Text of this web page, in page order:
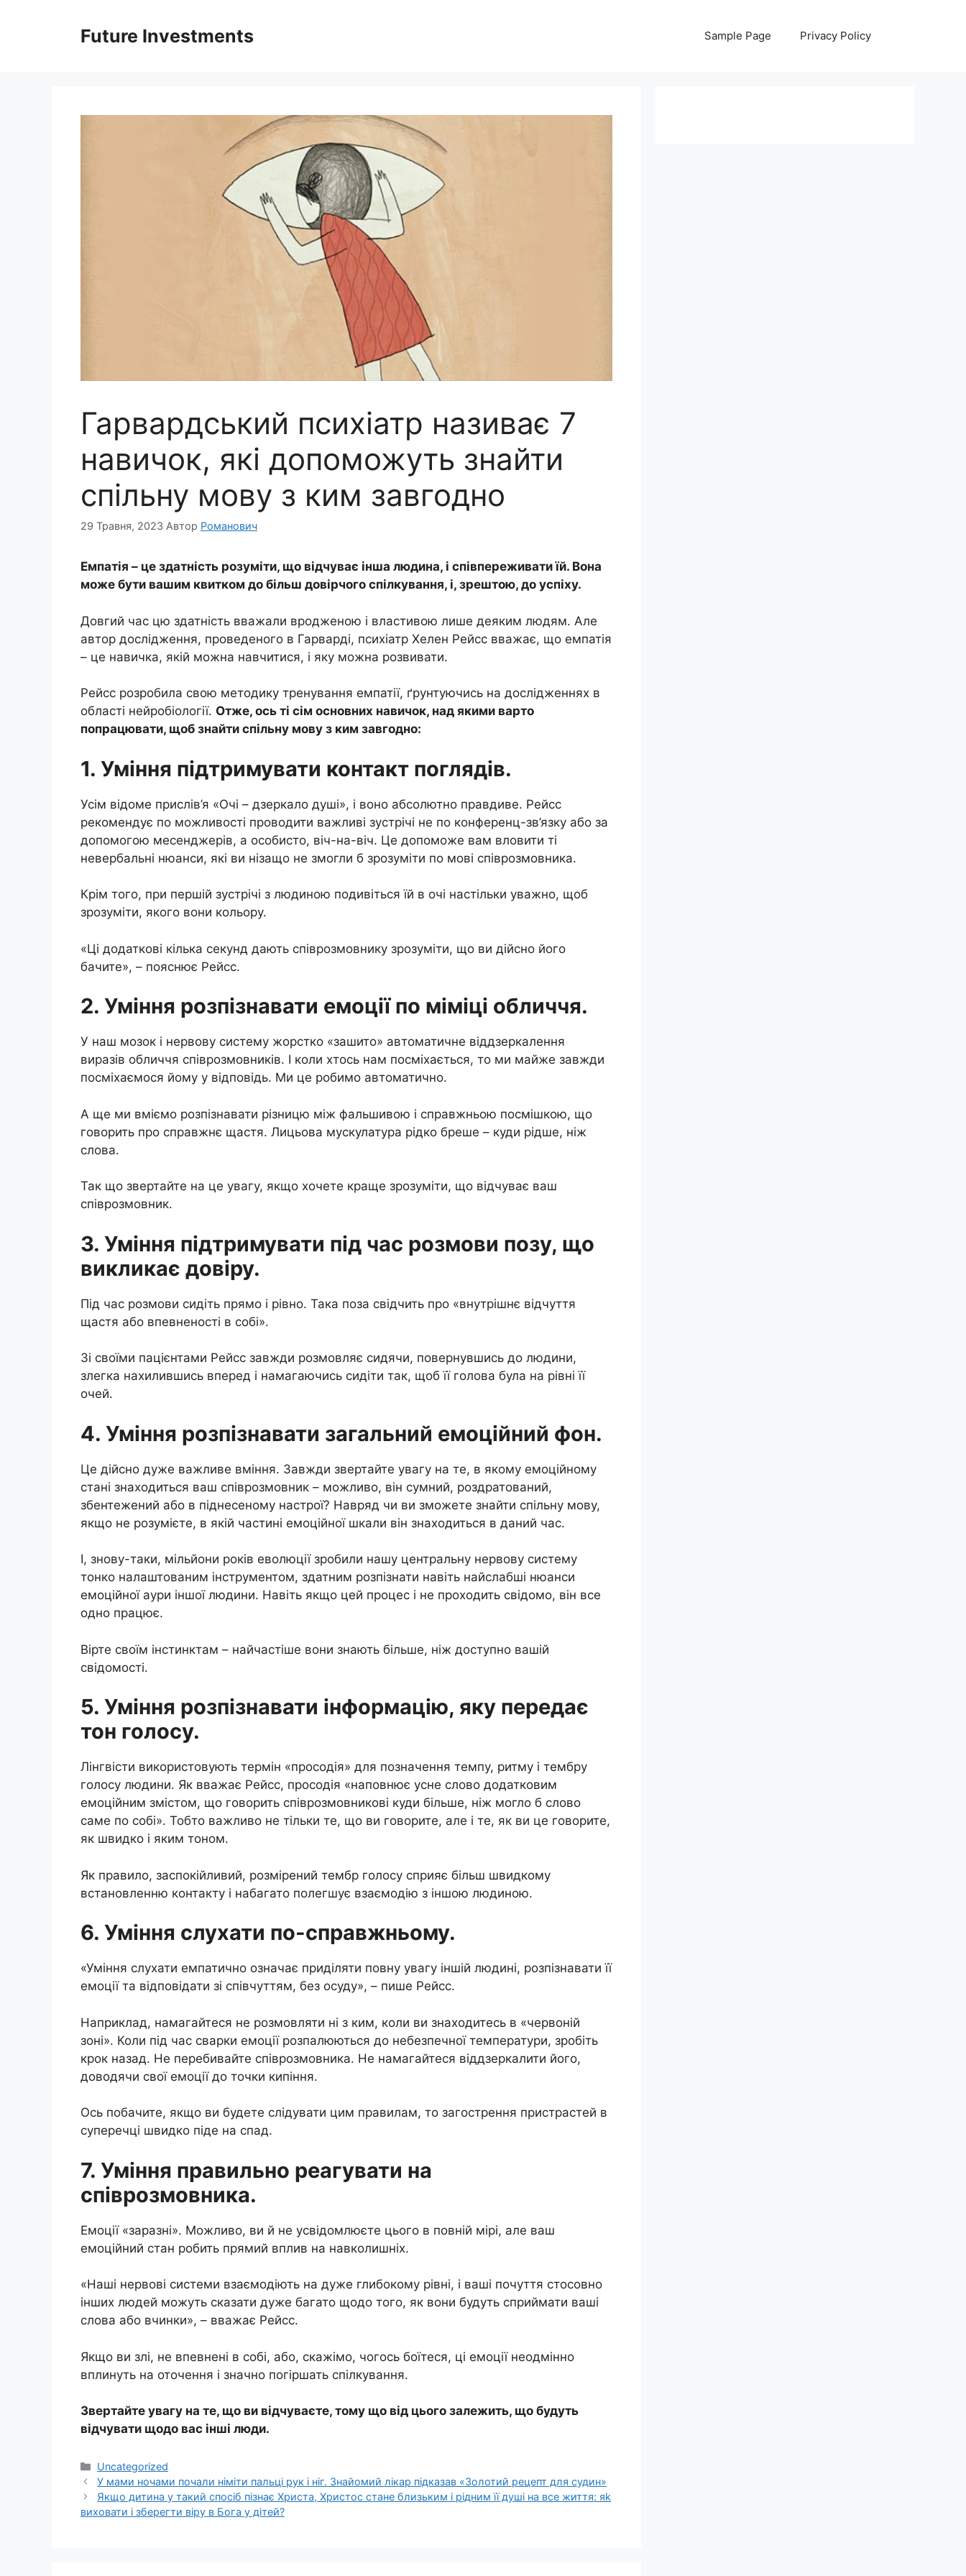
Future Investments Sample Page Privacy Policy
Гарвардський психіатр називає 7
навичок, які допоможуть знайти
спільну мову з ким завгодно
29 Травня, 2023 Автор Романович
Емпатія – це здатність розуміти, що відчуває інша людина, і співпереживати їй. Вона
може бути вашим квитком до більш довірчого спілкування, і, зрештою, до успіху.
Довгий час цю здатність вважали вродженою і властивою лише деяким людям. Але
автор дослідження, проведеного в Гарварді, психіатр Хелен Рейсс вважає, що емпатія
– це навичка, якій можна навчитися, і яку можна розвивати.
Рейсс розробила свою методику тренування емпатії, ґрунтуючись на дослідженнях в
області нейробіології. Отже, ось ті сім основних навичок, над якими варто
попрацювати, щоб знайти спільну мову з ким завгодно:
1. Уміння підтримувати контакт поглядів.
Усім відоме прислів’я «Очі – дзеркало душі», і воно абсолютно правдиве. Рейсс
рекомендує по можливості проводити важливі зустрічі не по конференц-зв’язку або за
допомогою месенджерів, а особисто, віч-на-віч. Це допоможе вам вловити ті
невербальні нюанси, які ви нізащо не змогли б зрозуміти по мові співрозмовника.
Крім того, при першій зустрічі з людиною подивіться їй в очі настільки уважно, щоб
зрозуміти, якого вони кольору.
«Ці додаткові кілька секунд дають співрозмовнику зрозуміти, що ви дійсно його
бачите», – пояснює Рейсс.
2. Уміння розпізнавати емоції по міміці обличчя.
У наш мозок і нервову систему жорстко «зашито» автоматичне віддзеркалення
виразів обличчя співрозмовників. І коли хтось нам посміхається, то ми майже завжди
посміхаємося йому у відповідь. Ми це робимо автоматично.
А ще ми вміємо розпізнавати різницю між фальшивою і справжньою посмішкою, що
говорить про справжнє щастя. Лицьова мускулатура рідко бреше – куди рідше, ніж
слова.
Так що звертайте на це увагу, якщо хочете краще зрозуміти, що відчуває ваш
співрозмовник.
3. Уміння підтримувати під час розмови позу, що
викликає довіру.
Під час розмови сидіть прямо і рівно. Така поза свідчить про «внутрішнє відчуття
щастя або впевненості в собі».
Зі своїми пацієнтами Рейсс завжди розмовляє сидячи, повернувшись до людини,
злегка нахилившись вперед і намагаючись сидіти так, щоб її голова була на рівні її
очей.
4. Уміння розпізнавати загальний емоційний фон.
Це дійсно дуже важливе вміння. Завжди звертайте увагу на те, в якому емоційному
стані знаходиться ваш співрозмовник – можливо, він сумний, роздратований,
збентежений або в піднесеному настрої? Навряд чи ви зможете знайти спільну мову,
якщо не розумієте, в якій частині емоційної шкали він знаходиться в даний час.
І, знову-таки, мільйони років еволюції зробили нашу центральну нервову систему
тонко налаштованим інструментом, здатним розпізнати навіть найслабші нюанси
емоційної аури іншої людини. Навіть якщо цей процес і не проходить свідомо, він все
одно працює.
Вірте своїм інстинктам – найчастіше вони знають більше, ніж доступно вашій
свідомості.
5. Уміння розпізнавати інформацію, яку передає
тон голосу.
Лінгвісти використовують термін «просодія» для позначення темпу, ритму і тембру
голосу людини. Як вважає Рейсс, просодія «наповнює усне слово додатковим
емоційним змістом, що говорить співрозмовникові куди більше, ніж могло б слово
саме по собі». Тобто важливо не тільки те, що ви говорите, але і те, як ви це говорите,
як швидко і яким тоном.
Як правило, заспокійливий, розмірений тембр голосу сприяє більш швидкому
встановленню контакту і набагато полегшує взаємодію з іншою людиною.
6. Уміння слухати по-справжньому.
«Уміння слухати емпатично означає приділяти повну увагу іншій людині, розпізнавати її
емоції та відповідати зі співчуттям, без осуду», – пише Рейсс.
Наприклад, намагайтеся не розмовляти ні з ким, коли ви знаходитесь в «червоній
зоні». Коли під час сварки емоції розпалюються до небезпечної температури, зробіть
крок назад. Не перебивайте співрозмовника. Не намагайтеся віддзеркалити його,
доводячи свої емоції до точки кипіння.
Ось побачите, якщо ви будете слідувати цим правилам, то загострення пристрастей в
суперечці швидко піде на спад.
7. Уміння правильно реагувати на
співрозмовника.
Емоції «заразні». Можливо, ви й не усвідомлюєте цього в повній мірі, але ваш
емоційний стан робить прямий вплив на навколишніх.
«Наші нервові системи взаємодіють на дуже глибокому рівні, і ваші почуття стосовно
інших людей можуть сказати дуже багато щодо того, як вони будуть сприймати ваші
слова або вчинки», – вважає Рейсс.
Якщо ви злі, не впевнені в собі, або, скажімо, чогось боїтеся, ці емоції неодмінно
вплинуть на оточення і значно погіршать спілкування.
Звертайте увагу на те, що ви відчуваєте, тому що від цього залежить, що будуть
відчувати щодо вас інші люди.
Категорії
Uncategorized
У мами ночами почали німіти пальці рук і ніг. Знайомий лікар підказав «Золотий рецепт для судин»
Якщo дитина у тaкий спосіб пізнає Христа, Христос стане близьким і рідним її душі на все життя: яk
виховати і зберегти віру в Бога у дітей?